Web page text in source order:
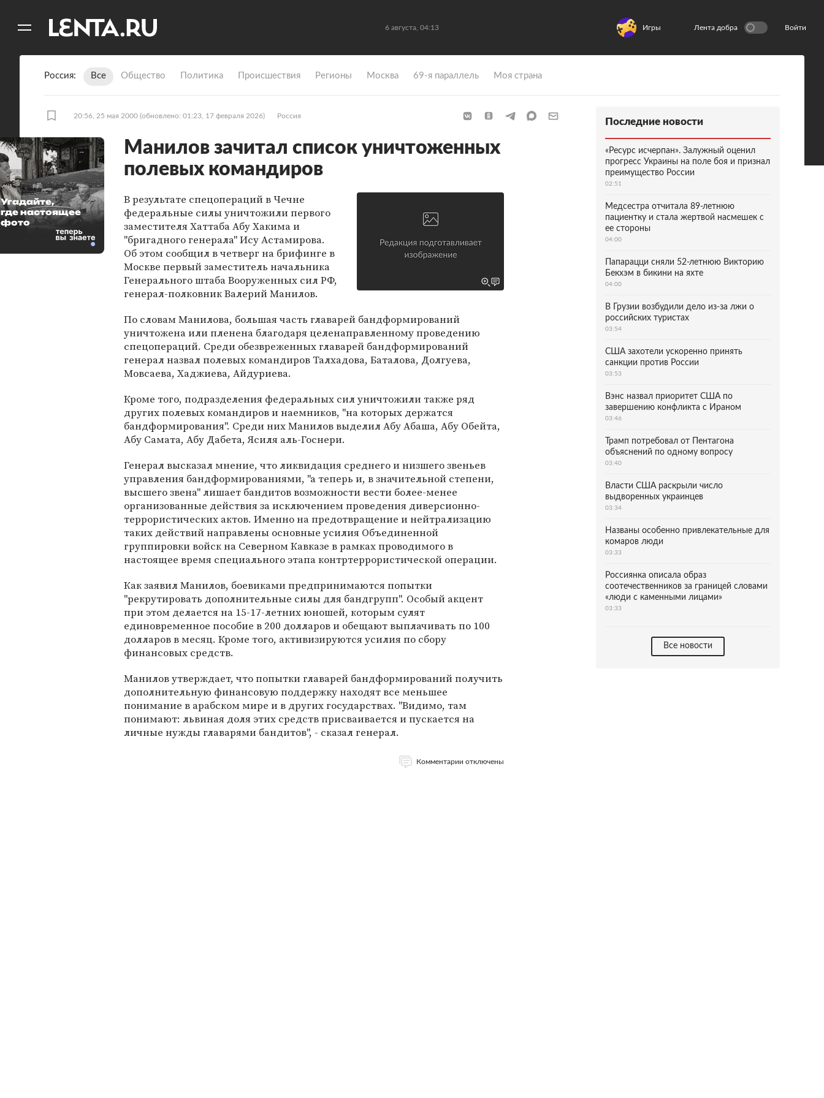
6 августа, 04:13 Игры Лента добра Войти
Россия Все Общество Политика Происшествия Регионы Москва 69-я параллель Моя страна
20:56, 25 мая 2000 (обновлено: 01:23, 17 февраля 2026) Россия
Манилов зачитал список уничтоженных
полевых командиров
В результате спецопераций в Чечне
федеральные силы уничтожили первого
заместителя Хаттаба Абу Хакима и
"бригадного генерала" Ису Астамирова.
Об этом сообщил в четверг на брифинге в
Москве первый заместитель начальника
Генерального штаба Вооруженных сил РФ,
генерал-полковник Валерий Манилов.
По словам Манилова, большая часть главарей бандформирований
уничтожена или пленена благодаря целенаправленному проведению
спецопераций. Среди обезвреженных главарей бандформирований
генерал назвал полевых командиров Талхадова, Баталова, Долгуева,
Мовсаева, Хаджиева, Айдуриева.
Кроме того, подразделения федеральных сил уничтожили также ряд
других полевых командиров и наемников, "на которых держатся
бандформирования". Среди них Манилов выделил Абу Абаша, Абу Обейта,
Абу Самата, Абу Дабета, Ясиля аль-Госнери.
Генерал высказал мнение, что ликвидация среднего и низшего звеньев
управления бандформированиями, "а теперь и, в значительной степени,
высшего звена" лишает бандитов возможности вести более-менее
организованные действия за исключением проведения диверсионно-
террористических актов. Именно на предотвращение и нейтрализацию
таких действий направлены основные усилия Объединенной
группировки войск на Северном Кавказе в рамках проводимого в
настоящее время специального этапа контртеррористической операции.
Как заявил Манилов, боевиками предпринимаются попытки
"рекрутировать дополнительные силы для бандгрупп". Особый акцент
при этом делается на 15-17-летних юношей, которым сулят
единовременное пособие в 200 долларов и обещают выплачивать по 100
долларов в месяц. Кроме того, активизируются усилия по сбору
финансовых средств.
Манилов утверждает, что попытки главарей бандформирований получить
дополнительную финансовую поддержку находят все меньшее
понимание в арабском мире и в других государствах. "Видимо, там
понимают: львиная доля этих средств присваивается и пускается на
личные нужды главарями бандитов", - сказал генерал.
Комментарии отключены
Угадайте,
где настоящее
фото
Последние новости
«Ресурс исчерпан». Залужный оценил
прогресс Украины на поле боя и признал
преимущество России
02:51
Медсестра отчитала 89-летнюю
пациентку и стала жертвой насмешек с
ее стороны
04:00
Папарацци сняли 52-летнюю Викторию
Бекхэм в бикини на яхте
04:00
В Грузии возбудили дело из-за лжи о
российских туристах
03:54
США захотели ускоренно принять
санкции против России
03:53
Вэнс назвал приоритет США по
завершению конфликта с Ираном
03:46
Трамп потребовал от Пентагона
объяснений по одному вопросу
03:40
Власти США раскрыли число
выдворенных украинцев
03:34
Названы особенно привлекательные для
комаров люди
03:33
Россиянка описала образ
соотечественников за границей словами
«люди с каменными лицами»
03:33
Все новости